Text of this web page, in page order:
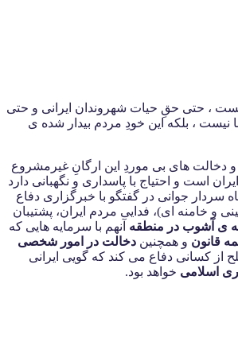
نیست ، حتی حقِ حیات شهروندان ایرانی و حتی
، بلکه این خودِ مردم بیدار شده ی
و دخالت های بی موردِ این ارگانِ غیرمشروع
است و احتیاج با پاسداری و نگهبانی دارد
جوانی در گفتگو با خبرگزاری دفاع
و خامنه ای)، فدایی مردم ایران، پشتیبان
ی آشوب در منطقه آنهم با سرمایه هایی که
قانون و همچنین دخالت در امور شخصی
از کسانی دفاع می کند که گویی ایرانی
اسلامی خواهد بود.